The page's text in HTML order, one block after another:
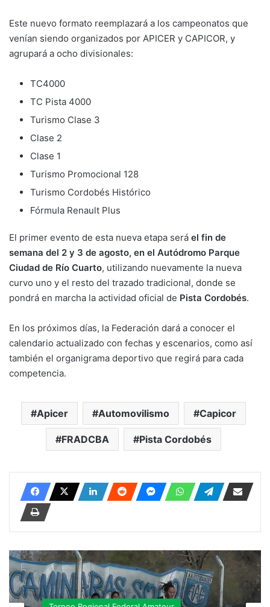
Este nuevo formato reemplazará a los campeonatos que
venían siendo organizados por APICER y CAPICOR, y
agrupará a ocho divisionales:
TC4000
TC Pista 4000
Turismo Clase 3
Clase 2
Clase 1
Turismo Promocional 128
Turismo Cordobés Histórico
Fórmula Renault Plus
El primer evento de esta nueva etapa será el fin de
semana del 2 y 3 de agosto, en el Autódromo Parque
Ciudad de Río Cuarto, utilizando nuevamente la nueva
curvo uno y el resto del trazado tradicional, donde se
pondrá en marcha la actividad oficial de Pista Cordobés.
En los próximos días, la Federación dará a conocer el
calendario actualizado con fechas y escenarios, como así
también el organigrama deportivo que regirá para cada
competencia.
Apicer Automovilismo Capicor
FRADCBA Pista Cordobés